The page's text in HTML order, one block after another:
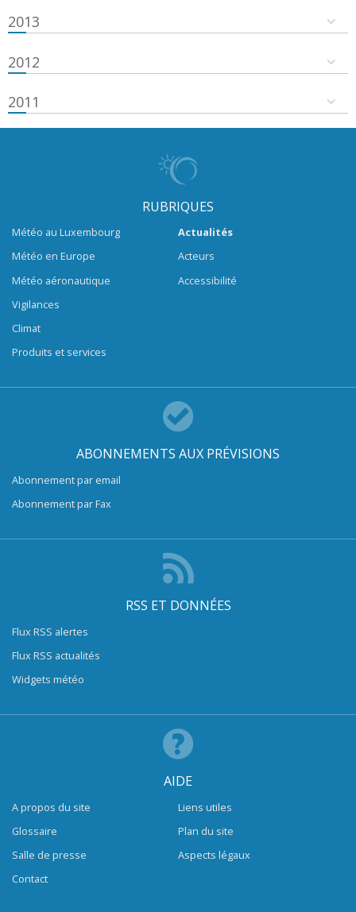
2013
2012
2011
RUBRIQUES
Météo au Luxembourg
Météo en Europe
Météo aéronautique
Vigilances
Climat
Produits et services
Actualités
Acteurs
Accessibilité
ABONNEMENTS AUX PRÉVISIONS
Abonnement par email
Abonnement par Fax
RSS ET DONNÉES
Flux RSS alertes
Flux RSS actualités
Widgets météo
AIDE
A propos du site
Glossaire
Salle de presse
Contact
Liens utiles
Plan du site
Aspects légaux